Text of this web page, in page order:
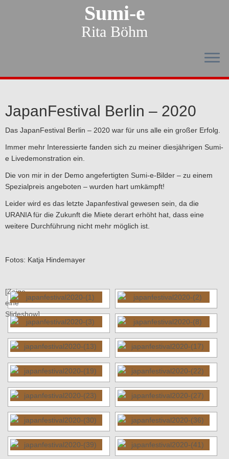
Sumi-e
Rita Böhm
JapanFestival Berlin – 2020
Das JapanFestival Berlin – 2020 war für uns alle ein großer Erfolg.
Immer mehr Interessierte fanden sich zu meiner diesjährigen Sumi-
e Livedemonstration ein.
Die von mir in der Demo angefertigten Sumi-e-Bilder – zu einem
Spezialpreis angeboten – wurden hart umkämpft!
Leider wird es das letzte Japanfestival gewesen sein, da die
URANIA für die Zukunft die Miete derart erhöht hat, dass eine
weitere Durchführung nicht mehr möglich ist.
Fotos: Katja Hindemayer
[Zeige
eine
Slideshow]